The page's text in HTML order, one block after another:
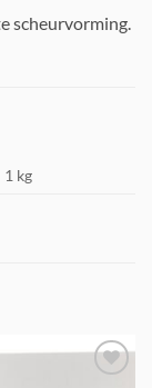
scheurvorming.
1 kg